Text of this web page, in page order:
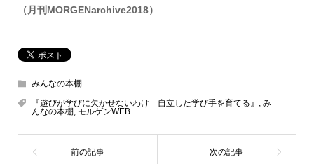
（月刊MORGENarchive2018）
みんなの本棚
『遊びが学びに欠かせないわけ 自立した学び手を育てる』
み
んなの本棚, モルゲンWEB